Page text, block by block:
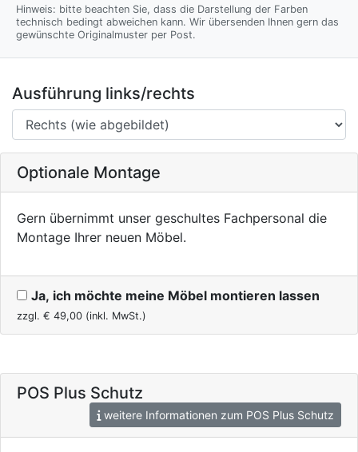
Hinweis: bitte beachten Sie, dass die Darstellung der Farben
technisch bedingt abweichen kann. Wir übersenden Ihnen gern das
gewünschte Originalmuster per Post.
Ausführung links/rechts
Optionale Montage
Gern übernimmt unser geschultes Fachpersonal die
Montage Ihrer neuen Möbel.
Ja, ich möchte meine Möbel montieren lassen
zzgl. € 49,00 (inkl. MwSt.)
POS Plus Schutz
weitere Informationen zum POS Plus Schutz